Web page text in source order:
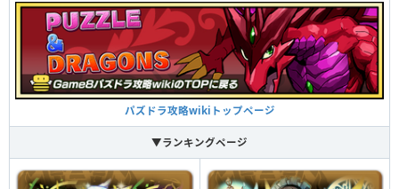
パズドラ攻略wikiトップページ
▼ランキングページ